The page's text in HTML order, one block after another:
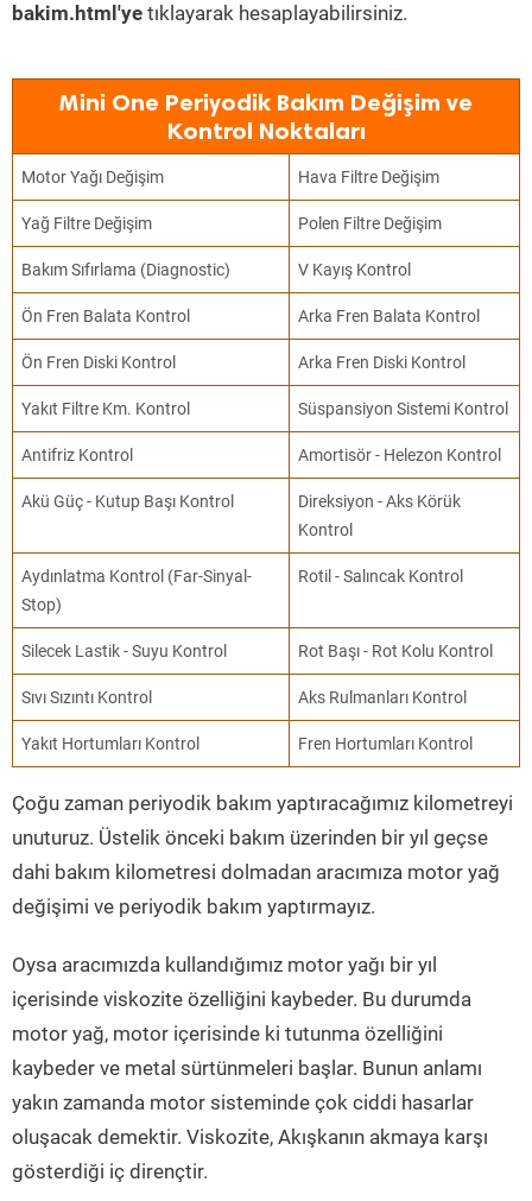
bakim.html'ye tıklayarak hesaplayabilirsiniz.
Mini One Periyodik Bakım Değişim ve
Kontrol Noktaları
Motor Yağı Değişim Hava Filtre Değişim
Yağ Filtre Değişim Polen Filtre Değişim
Bakım Sıfırlama (Diagnostic) V Kayış Kontrol
Ön Fren Balata Kontrol Arka Fren Balata Kontrol
Ön Fren Diski Kontrol Arka Fren Diski Kontrol
Yakıt Filtre Km. Kontrol Süspansiyon Sistemi Kontrol
Antifriz Kontrol Amortisör - Helezon Kontrol
Akü Güç - Kutup Başı Kontrol
Direksiyon - Aks Körük
Kontrol
Aydınlatma Kontrol (Far-Sinyal-
Stop)
Rotil - Salıncak Kontrol
Silecek Lastik - Suyu Kontrol Rot Başı - Rot Kolu Kontrol
Sıvı Sızıntı Kontrol Aks Rulmanları Kontrol
Yakıt Hortumları Kontrol Fren Hortumları Kontrol
Çoğu zaman periyodik bakım yaptıracağımız kilometreyi
unuturuz. Üstelik önceki bakım üzerinden bir yıl geçse
dahi bakım kilometresi dolmadan aracımıza motor yağ
değişimi ve periyodik bakım yaptırmayız.
Oysa aracımızda kullandığımız motor yağı bir yıl
içerisinde viskozite özelliğini kaybeder. Bu durumda
motor yağ, motor içerisinde ki tutunma özelliğini
kaybeder ve metal sürtünmeleri başlar. Bunun anlamı
yakın zamanda motor sisteminde çok ciddi hasarlar
oluşacak demektir. Viskozite, Akışkanın akmaya karşı
gösterdiği iç dirençtir.